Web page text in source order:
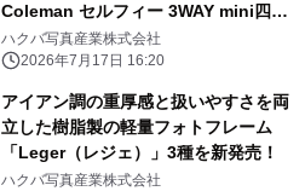
Coleman セルフィー 3WAY mini四
脚」を新発売！
ハクバ写真産業株式会社
2026年7月17日 16:20
アイアン調の重厚感と扱いやすさを両
立した樹脂製の軽量フォトフレーム
「Leger（レジェ）」3種を新発売！
ハクバ写真産業株式会社